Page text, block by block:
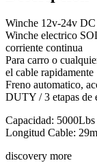
Winche 12v-24v
Winche electrico
corriente continua
Para carro o
el cable rapidamente
Freno automatico,
DUTY / 3 etapas de
Capacidad:
Longitud Cable:
discovery more